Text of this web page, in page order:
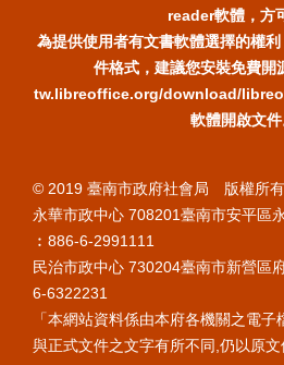
reader軟體，方
為提供使用者有文書軟體選擇的權
件格式，建議您安裝免費
tw.libreoffice.org/download/
軟體開啟文件
© 2019 臺南市政府社會局 版權所有
永華市政中心 708201臺南市安平區
︰886-6-2991111
民治市政中心 730204臺南市新營區
6-6322231
「本網站資料係由本府各機關之電
與正式文件之文字有所不同,仍以原文